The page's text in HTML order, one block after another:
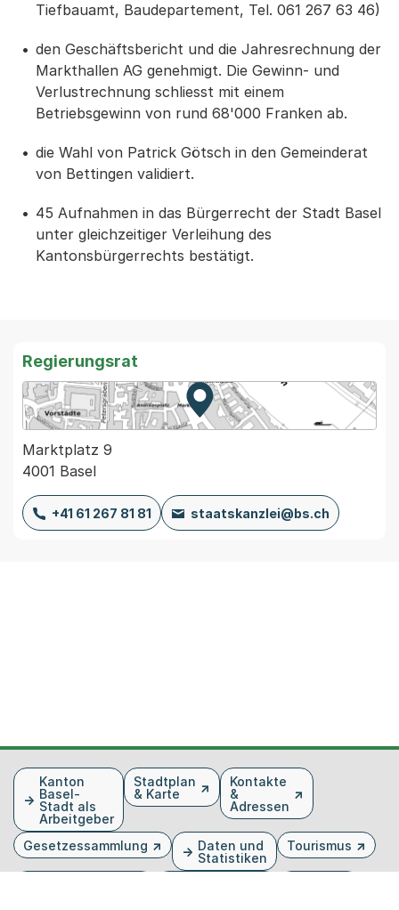
Tiefbauamt, Baudepartement, Tel. 061 267 63 46)
den Geschäftsbericht und die Jahresrechnung der
Markthallen AG genehmigt. Die Gewinn- und
Verlustrechnung schliesst mit einem
Betriebsgewinn von rund 68'000 Franken ab.
die Wahl von Patrick Götsch in den Gemeinderat
von Bettingen validiert.
45 Aufnahmen in das Bürgerrecht der Stadt Basel
unter gleichzeitiger Verleihung des
Kantonsbürgerrechts bestätigt.
Regierungsrat
Zur Karte von MapBS.
Externer Link, wird in einem
Marktplatz 9
4001 Basel
+41 61 267 81 81 staatskanzlei@bs.ch
FusszeileKanton
Basel-
Stadt als
Arbeitgeber
Stadtplan
& Karte
Kontakte
&
Adressen
Gesetzessammlung
Daten und
Statistiken
Tourismus